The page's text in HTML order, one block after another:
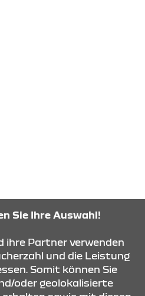
Sie Ihre Auswahl!
ihre Partner verwenden
und die Leistung
Somit können Sie
oder geolokalisierte